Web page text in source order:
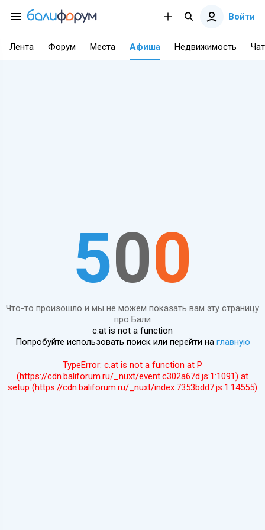
Войти
Лента Форум Места Афиша Недвижимость Чат
500
Что-то произошло и мы не можем показать вам эту страницу
про Бали
c.at is not a function
Попробуйте использовать поиск или перейти на главную
TypeError: c.at is not a function at P
(https://cdn.baliforum.ru/_nuxt/event.c302a67d.js:1:1091) at
setup (https://cdn.baliforum.ru/_nuxt/index.7353bdd7.js:1:14555)